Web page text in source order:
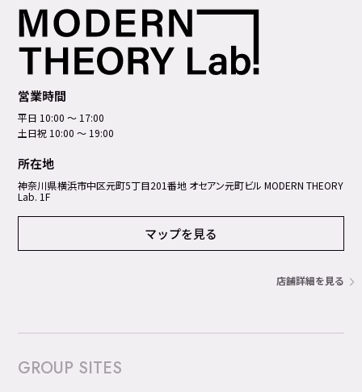
営業時間
平日 10:00 ～ 17:00
土日祝 10:00 ～ 19:00
所在地
神奈川県横浜市中区元町5丁⽬201番地 オセアン元町ビル MODERN THEORY
Lab. 1F
マップを見る
店舗詳細を見る
GROUP SITES